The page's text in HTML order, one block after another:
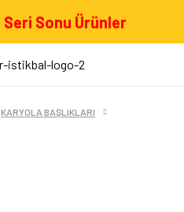
Seri Sonu Ürünler
KARYOLA BAŞLIKLARI